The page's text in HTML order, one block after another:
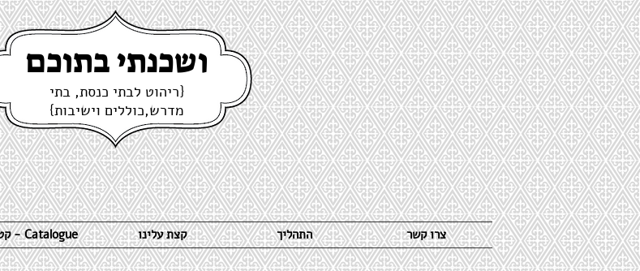
ושכנתי בתוכם
{ריהוט לבתי כנסת, בתי
מדרש,כוללים וישיבות}
קטלוג - Catalogue קצת עלינו התהליך צרו קשר